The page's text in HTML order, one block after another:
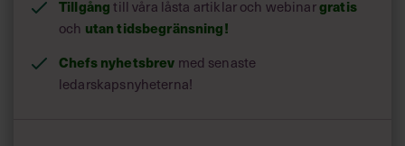
Tillgångtill våra låsta artiklar och webinargratis
och utan tidsbegränsning!
Chefs nyhetsbrev med senaste
ledarskapsnyheterna!